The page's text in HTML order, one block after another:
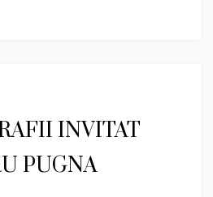
INVITAT
PUGNA